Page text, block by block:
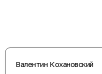
Валентин Кохановский